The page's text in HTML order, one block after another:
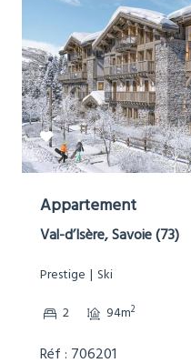
Appartement
Val-d’Isère, Savoie (73)
Prestige Ski
2
94m
Réf : 706201